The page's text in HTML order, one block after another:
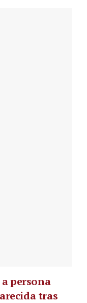
persona
tras